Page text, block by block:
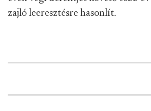
zajló leeresztésre hasonlít.